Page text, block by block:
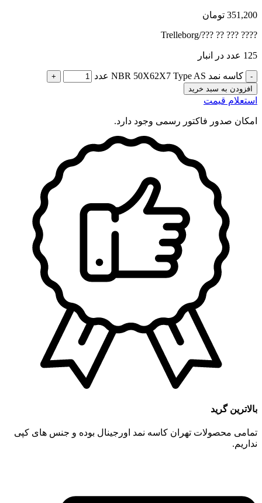
351,200 تومان
???? ??? ?? ???/Trelleborg
125 عدد در انبار
کاسه نمد NBR 50X62X7 Type AS عدد
افزودن به سبد خرید
استعلام قیمت
امکان صدور فاکتور رسمی وجود دارد.
بالاترین گرید
تمامی محصولات تهران کاسه نمد اورجینال بوده و جنس های کپی
نداریم.